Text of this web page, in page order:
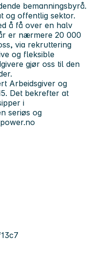
bemanningsbyrå.
og offentlig sektor.
å få over en halv
er nærmere 20 000
via rekruttering
og fleksible
gjør oss til den
Arbeidsgiver og
Det bekrefter at
i
seriøs og